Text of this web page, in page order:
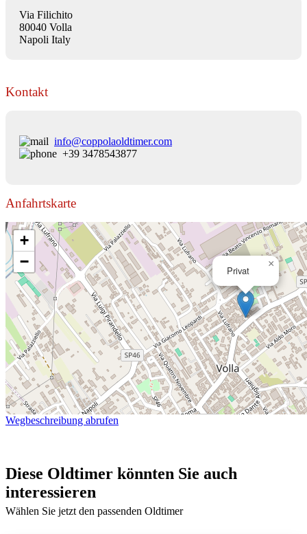
Via Filichito
80040 Volla
Napoli Italy
Kontakt
info@coppolaoldtimer.com
+39 3478543877
Anfahrtskarte
Privat
×
+
−
Wegbeschreibung abrufen
Diese Oldtimer könnten Sie auch
interessieren
Wählen Sie jetzt den passenden Oldtimer